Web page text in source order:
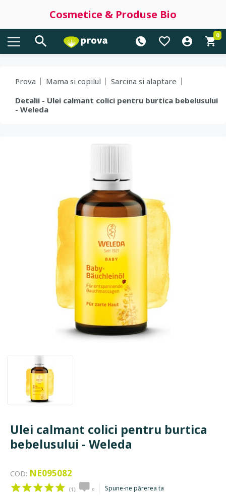
Cosmetice & Produse Bio
0
Prova Mama si copilul
Sarcina si alaptare
Detalii - Ulei calmant colici pentru burtica bebelusului
- Weleda
Ulei calmant colici pentru burtica
bebelusului - Weleda
COD: NE095082
(1) 0 Spune-ne părerea ta